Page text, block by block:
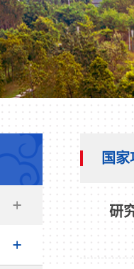
国家
研